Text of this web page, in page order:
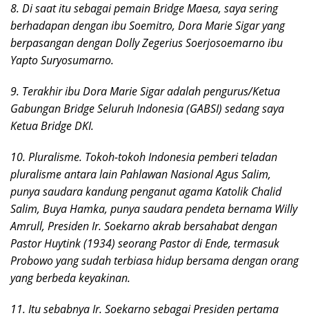
8. Di saat itu sebagai pemain Bridge Maesa, saya sering
berhadapan dengan ibu Soemitro, Dora Marie Sigar yang
berpasangan dengan Dolly Zegerius Soerjosoemarno ibu
Yapto Suryosumarno.
9. Terakhir ibu Dora Marie Sigar adalah pengurus/Ketua
Gabungan Bridge Seluruh Indonesia (GABSI) sedang saya
Ketua Bridge DKI.
10. Pluralisme. Tokoh-tokoh Indonesia pemberi teladan
pluralisme antara lain Pahlawan Nasional Agus Salim,
punya saudara kandung penganut agama Katolik Chalid
Salim, Buya Hamka, punya saudara pendeta bernama Willy
Amrull, Presiden Ir. Soekarno akrab bersahabat dengan
Pastor Huytink (1934) seorang Pastor di Ende, termasuk
Probowo yang sudah terbiasa hidup bersama dengan orang
yang berbeda keyakinan.
11. Itu sebabnya Ir. Soekarno sebagai Presiden pertama